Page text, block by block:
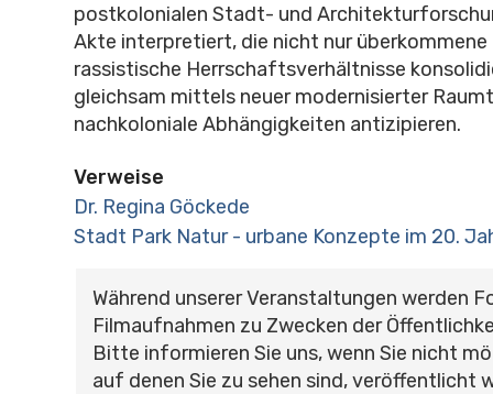
postkolonialen Stadt- und
Akte interpretiert, die nicht nur überkommene
rassistische Herrschaftsverhältnisse
gleichsam mittels neuer modernisierter
nachkoloniale Abhängigkeiten antizipieren.
Verweise
Dr. Regina Göckede
Stadt Park Natur - urbane Konzepte im 20.
Während unserer Veranstaltungen werden
Filmaufnahmen zu Zwecken der
Bitte informieren Sie uns, wenn Sie nicht
auf denen Sie zu sehen sind, veröffentlicht